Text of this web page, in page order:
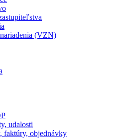
(VZN)
udalosti
faktúry, objednávky